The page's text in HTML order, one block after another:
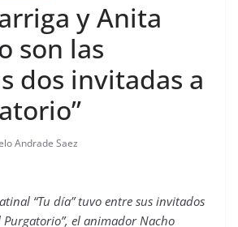
y Anita
son las
dos invitadas a
Andrade Saez
“Tu día” tuvo entre sus invitados
Purgatorio”, el animador Nacho